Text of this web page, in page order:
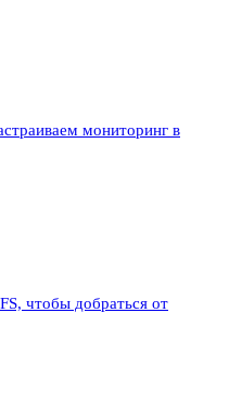
мониторинг в
чтобы добраться от